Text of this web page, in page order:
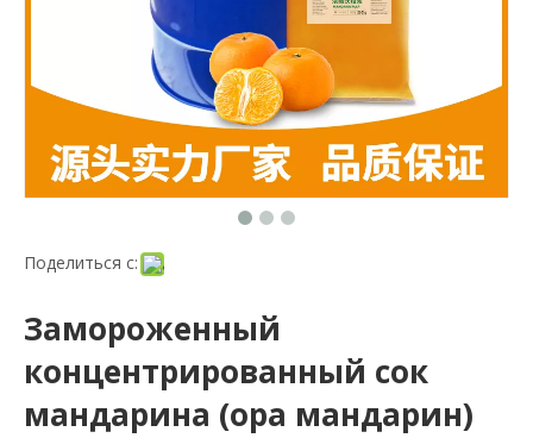
Поделиться с:
Замороженный
концентрированный сок
мандарина (ора мандарин)